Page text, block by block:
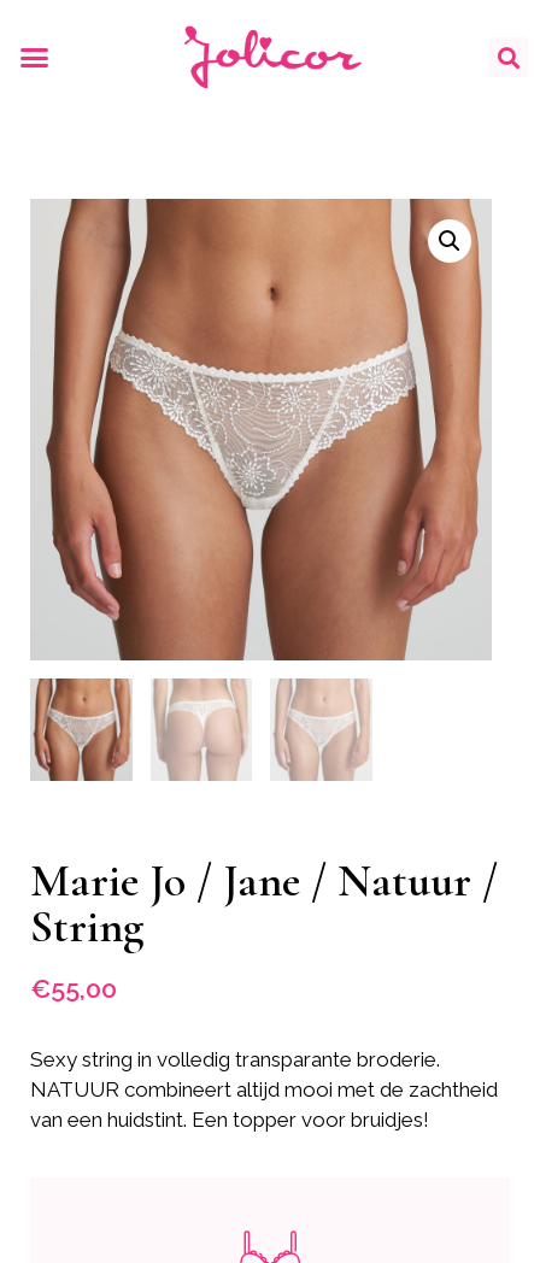
Marie Jo / Jane / Natuur /
String
€55,00
Sexy string in volledig transparante broderie.
NATUUR combineert altijd mooi met de zachtheid
van een huidstint. Een topper voor bruidjes!